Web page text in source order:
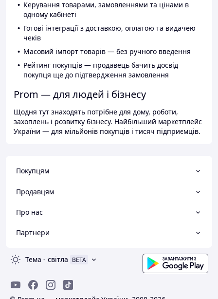
Керування товарами, замовленнями та цінами в
одному кабінеті
Готові інтеграції з доставкою, оплатою та видачею
чеків
Масовий імпорт товарів — без ручного введення
Рейтинг покупців — продавець бачить досвід
покупця ще до підтвердження замовлення
Prom — для людей і бізнесу
Щодня тут знаходять потрібне для дому, роботи,
захоплень і розвитку бізнесу. Найбільший маркетплейс
України — для мільйонів покупців і тисяч підприємців.
Покупцям
Продавцям
Про нас
Партнери
Тема - світла BETA